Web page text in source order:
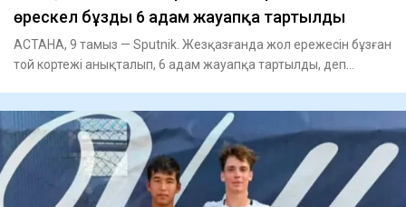
өрескел бұзды 6 адам жауапқа тартылды
АСТАНА, 9 тамыз — Sputnik. Жезқазғанда жол ережесін бұзған
той кортежі анықталып, 6 адам жауапқа тартылды, деп